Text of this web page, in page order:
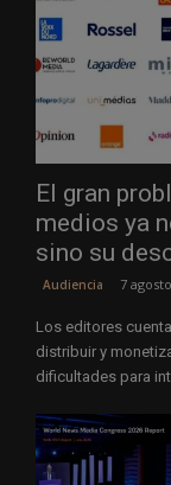
El gran
medios ya
sino su
Audiencia 7
Los editores
distribuir y
dificultades para